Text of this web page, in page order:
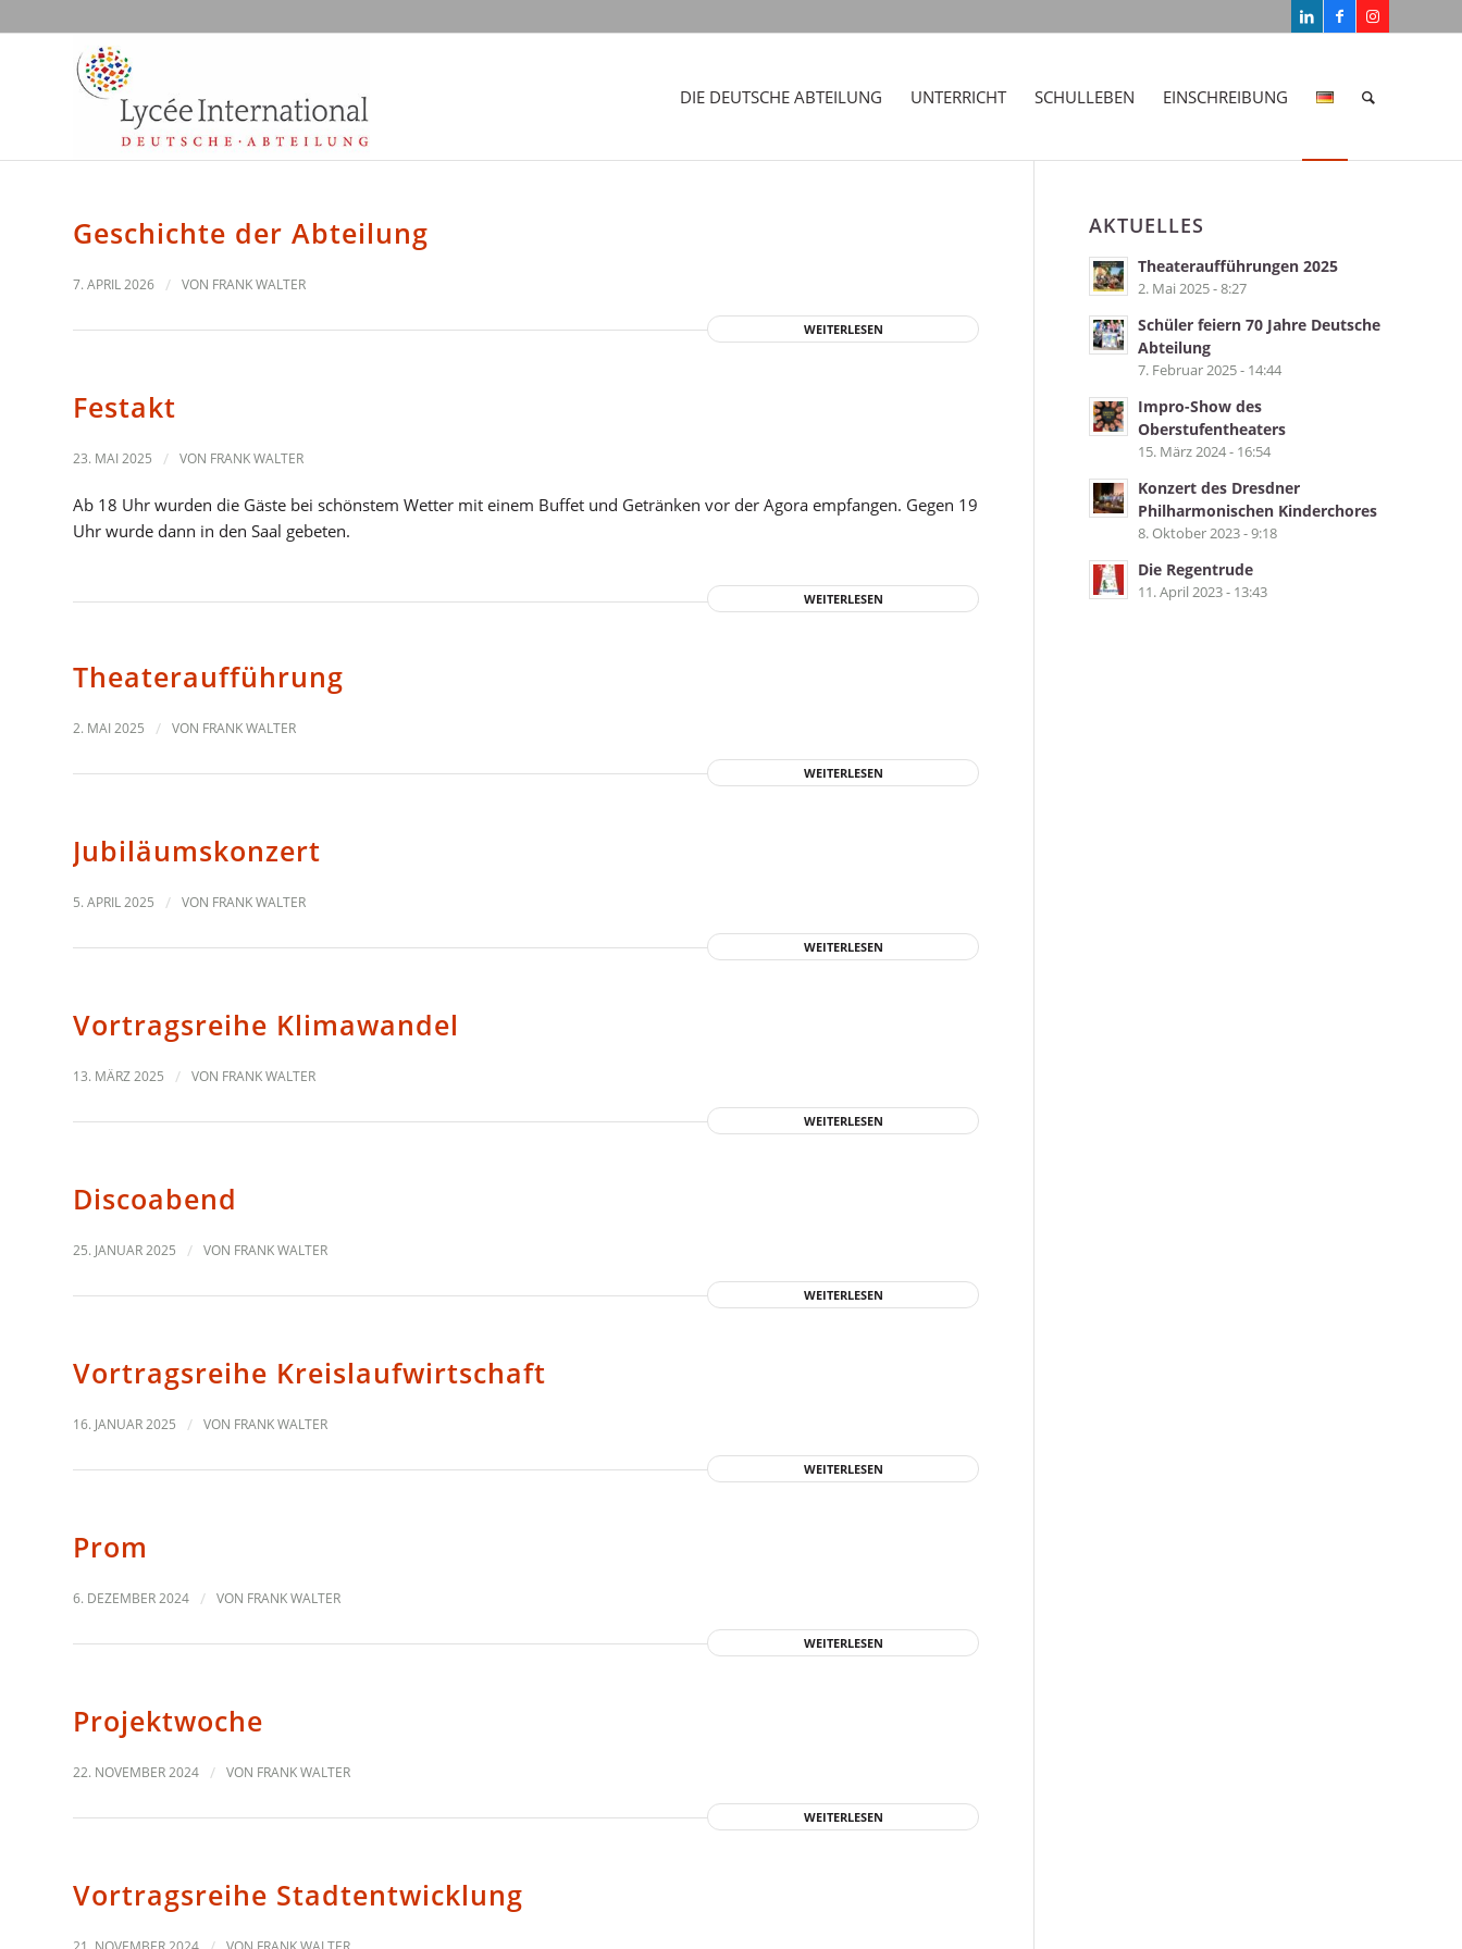
DIE DEUTSCHE ABTEILUNG UNTERRICHT SCHULLEBEN EINSCHREIBUNG
Geschichte der Abteilung
7. APRIL 2026 / VON FRANK WALTER
WEITERLESEN
Festakt
23. MAI 2025 / VON FRANK WALTER
Ab 18 Uhr wurden die Gäste bei schönstem Wetter mit einem Buffet und Getränken vor der Agora empfangen. Gegen 19
Uhr wurde dann in den Saal gebeten.
WEITERLESEN
Theateraufführung
2. MAI 2025 / VON FRANK WALTER
WEITERLESEN
Jubiläumskonzert
5. APRIL 2025 / VON FRANK WALTER
WEITERLESEN
Vortragsreihe Klimawandel
13. MÄRZ 2025 / VON FRANK WALTER
WEITERLESEN
Discoabend
25. JANUAR 2025 / VON FRANK WALTER
WEITERLESEN
Vortragsreihe Kreislaufwirtschaft
16. JANUAR 2025 / VON FRANK WALTER
WEITERLESEN
Prom
6. DEZEMBER 2024 / VON FRANK WALTER
WEITERLESEN
Projektwoche
22. NOVEMBER 2024 / VON FRANK WALTER
WEITERLESEN
Vortragsreihe Stadtentwicklung
AKTUELLES
Theateraufführungen 2025
2. Mai 2025 - 8:27
Schüler feiern 70 Jahre Deutsche
Abteilung
7. Februar 2025 - 14:44
Impro-Show des
Oberstufentheaters
15. März 2024 - 16:54
Konzert des Dresdner
Philharmonischen Kinderchores
8. Oktober 2023 - 9:18
Die Regentrude
11. April 2023 - 13:43